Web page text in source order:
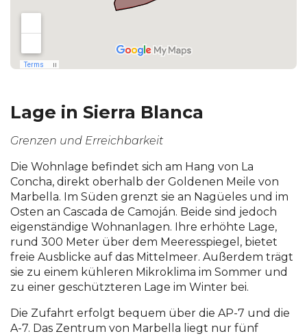
Lage in Sierra Blanca
Grenzen und Erreichbarkeit
Die Wohnlage befindet sich am Hang von La
Concha, direkt oberhalb der Goldenen Meile von
Marbella. Im Süden grenzt sie an Nagüeles und im
Osten an Cascada de Camoján. Beide sind jedoch
eigenständige Wohnanlagen. Ihre erhöhte Lage,
rund 300 Meter über dem Meeresspiegel, bietet
freie Ausblicke auf das Mittelmeer. Außerdem trägt
sie zu einem kühleren Mikroklima im Sommer und
zu einer geschützteren Lage im Winter bei.
Die Zufahrt erfolgt bequem über die AP-7 und die
A-7. Das Zentrum von Marbella liegt nur fünf